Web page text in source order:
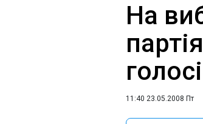
На
11:40 23.05.2008 Пт